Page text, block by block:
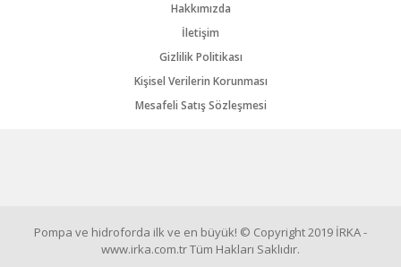
Hakkımızda
İletişim
Gizlilik Politikası
Kişisel Verilerin Korunması
Mesafeli Satış Sözleşmesi
Pompa ve hidroforda ilk ve en büyük! © Copyright 2019 İRKA -
www.irka.com.tr Tüm Hakları Saklıdır.